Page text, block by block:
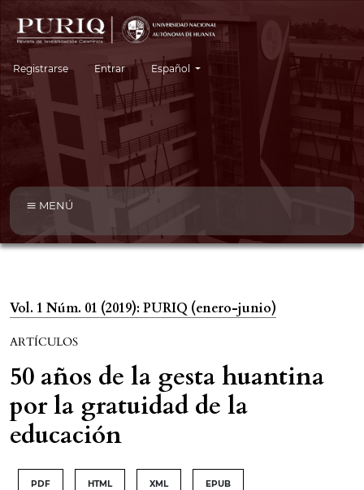
Registrarse Entrar Cambiar el idioma. El idioma actual es:
Español
MENÚ
Vol. 1 Núm. 01 (2019): PURIQ (enero-junio)
ARTÍCULOS
50 años de la gesta huantina
por la gratuidad de la
educación
PDF HTML XML EPUB